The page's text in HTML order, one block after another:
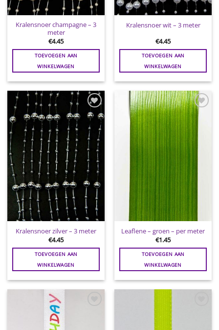
Kralensnoer champagne – 3
meter
€4.45
TOEVOEGEN AAN
WINKELWAGEN
Kralensnoer wit – 3 meter
€4.45
TOEVOEGEN AAN
WINKELWAGEN
Toevoegen
aan
wenslijst
Kralensnoer zilver – 3 meter
€4.45
TOEVOEGEN AAN
WINKELWAGEN
Toevoegen
Leaflene – groen – per meter
€1.45
TOEVOEGEN AAN
WINKELWAGEN